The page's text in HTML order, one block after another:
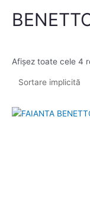
Afișez toate cele 4